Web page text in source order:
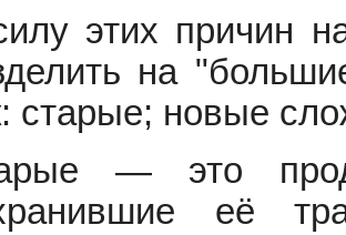
этих причин
на
старые; новые
— это
её